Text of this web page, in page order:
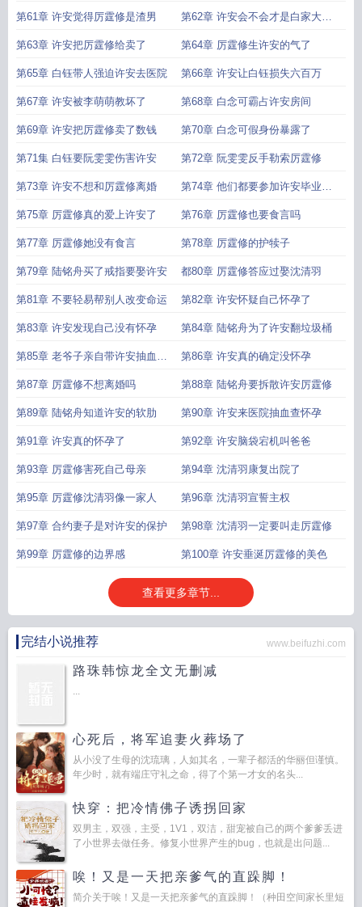
第61章 许安觉得厉霆修是渣男 第62章 许安会不会才是白家大小
姐
第63章 许安把厉霆修给卖了 第64章 厉霆修生许安的气了
第65章 白钰带人强迫许安去医院 第66章 许安让白钰损失六百万
第67章 许安被李萌萌教坏了 第68章 白念可霸占许安房间
第69章 许安把厉霆修卖了数钱 第70章 白念可假身份暴露了
第71集 白钰要阮雯雯伤害许安 第72章 阮雯雯反手勒索厉霆修
第73章 许安不想和厉霆修离婚 第74章 他们都要参加许安毕业典
礼
第75章 厉霆修真的爱上许安了 第76章 厉霆修也要食言吗
第77章 厉霆修她没有食言 第78章 厉霆修的护犊子
第79章 陆铭舟买了戒指要娶许安 都80章 厉霆修答应过娶沈清羽
第81章 不要轻易帮别人改变命运 第82章 许安怀疑自己怀孕了
第83章 许安发现自己没有怀孕 第84章 陆铭舟为了许安翻垃圾桶
第85章 老爷子亲自带许安抽血查
怀孕
第86章 许安真的确定没怀孕
第87章 厉霆修不想离婚吗 第88章 陆铭舟要拆散许安厉霆修
第89章 陆铭舟知道许安的软肋 第90章 许安来医院抽血查怀孕
第91章 许安真的怀孕了 第92章 许安脑袋宕机叫爸爸
第93章 厉霆修害死自己母亲 第94章 沈清羽康复出院了
第95章 厉霆修沈清羽像一家人 第96章 沈清羽宣誓主权
第97章 合约妻子是对许安的保护 第98章 沈清羽一定要叫走厉霆修
第99章 厉霆修的边界感 第100章 许安垂涎厉霆修的美色
查看更多章节...
完结小说推荐 www.beifuzhi.com
路珠韩惊龙全文无删减
...
心死后，将军追妻火葬场了
从小没了生母的沈琉璃，人如其名，一辈子都活的华丽但谨慎。
年少时，就有端庄守礼之命，得了个第一才女的名头...
快穿：把冷情佛子诱拐回家
双男主，双强，主受，1V1，双洁，甜宠被自己的两个爹爹丢进
了小世界去做任务。修复小世界产生的bug，也就是出问题...
唉！又是一天把亲爹气的直跺脚！
简介关于唉！又是一天把亲爹气的直跺脚！（种田空间家长里短